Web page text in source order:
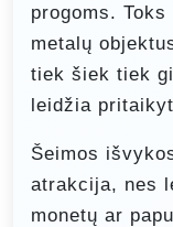
progoms.
metalų
tiek šiek tiek
leidžia
Šeimos
atrakcija, nes
monetų ar